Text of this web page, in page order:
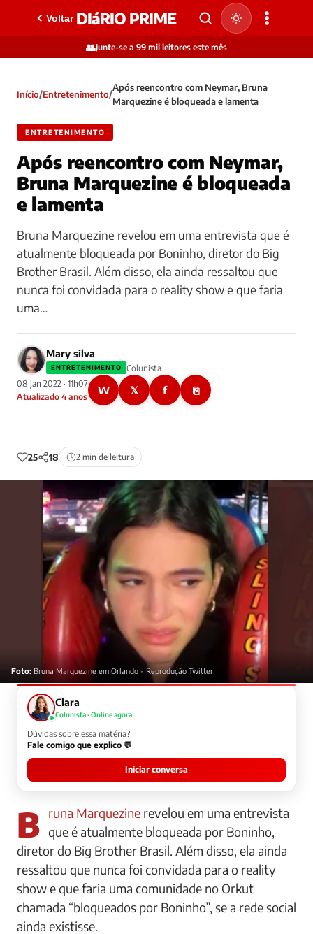
Voltar DIáRIO PRIME
👥Junte-se a 99 mil leitores este mês
Início/Entretenimento/
Após reencontro com Neymar, Bruna
Marquezine é bloqueada e lamenta
ENTRETENIMENTO
Após reencontro com Neymar,
Bruna Marquezine é bloqueada
e lamenta
Bruna Marquezine revelou em uma entrevista que é
atualmente bloqueada por Boninho, diretor do Big
Brother Brasil. Além disso, ela ainda ressaltou que
nunca foi convidada para o reality show e que faria
uma…
Mary silva
ENTRETENIMENTO
Colunista
08 jan 2022 · 11h07
Atualizado 4 anos
W 𝕏 f ⎘
25 18 2 min de leitura
Foto: Bruna Marquezine em Orlando - Reprodução Twitter
Clara
Colunista · Online agora
Dúvidas sobre essa matéria?
Fale comigo que explico 💬
Iniciar conversa
Bruna Marquezine revelou em uma entrevista
que é atualmente bloqueada por Boninho,
diretor do Big Brother Brasil. Além disso, ela ainda
ressaltou que nunca foi convidada para o reality
show e que faria uma comunidade no Orkut
chamada “bloqueados por Boninho”, se a rede social
ainda existisse.